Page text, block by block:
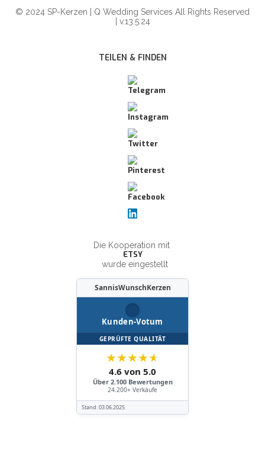
© 2024 SP-Kerzen | Q Wedding Services All Rights Reserved
| v.13.5.24
TEILEN & FINDEN
Die Kooperation mit
ETSY
wurde eingestellt
SannisWunschKerzen
Kunden-Votum
GEPRÜFTE QUALITÄT
★★★★★
4.6 von 5.0
Über 2.100 Bewertungen
24.200+ Verkäufe
Stand:03.06.2025